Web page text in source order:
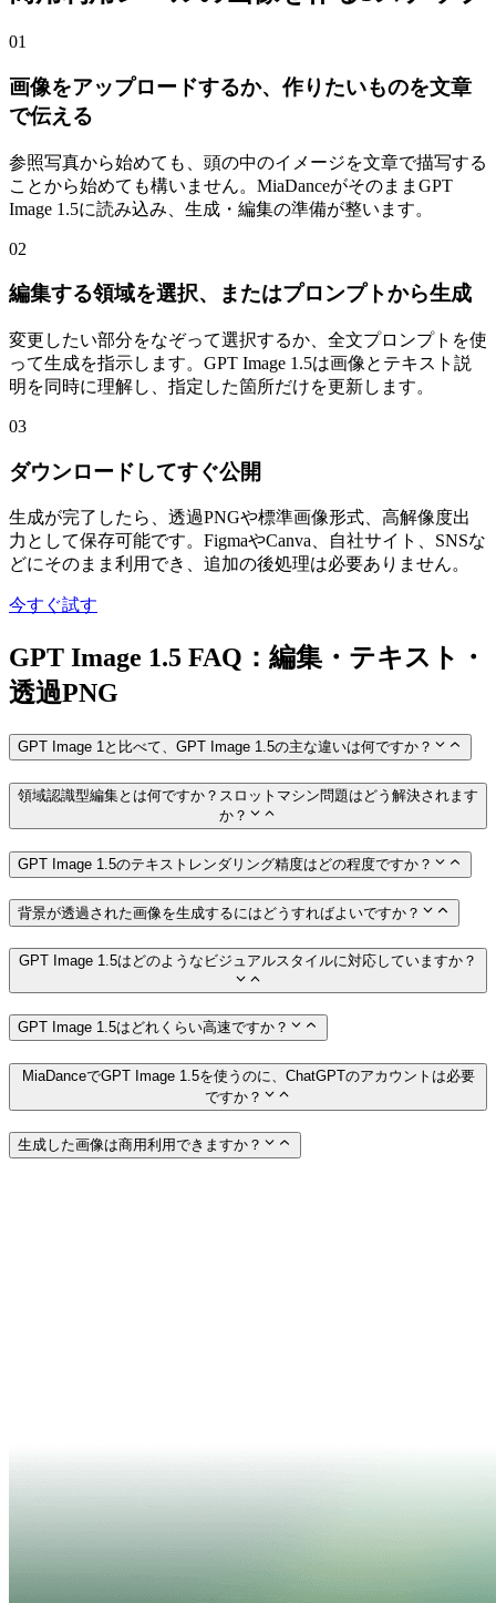
01
画像をアップロードするか、作りたいものを文章
で伝える
参照写真から始めても、頭の中のイメージを文章で描写する
ことから始めても構いません。MiaDanceがそのままGPT
Image 1.5に読み込み、生成・編集の準備が整います。
02
編集する領域を選択、またはプロンプトから生成
変更したい部分をなぞって選択するか、全文プロンプトを使
って生成を指示します。GPT Image 1.5は画像とテキスト説
明を同時に理解し、指定した箇所だけを更新します。
03
ダウンロードしてすぐ公開
生成が完了したら、透過PNGや標準画像形式、高解像度出
力として保存可能です。FigmaやCanva、自社サイト、SNSな
どにそのまま利用でき、追加の後処理は必要ありません。
今すぐ試す
GPT Image 1.5 FAQ：編集・テキスト・
透過PNG
GPT Image 1と比べて、GPT Image 1.5の主な違いは何ですか？
領域認識型編集とは何ですか？スロットマシン問題はどう解決されます
か？
GPT Image 1.5のテキストレンダリング精度はどの程度ですか？
背景が透過された画像を生成するにはどうすればよいですか？
GPT Image 1.5はどのようなビジュアルスタイルに対応していますか？
GPT Image 1.5はどれくらい高速ですか？
MiaDanceでGPT Image 1.5を使うのに、ChatGPTのアカウントは必要
ですか？
生成した画像は商用利用できますか？